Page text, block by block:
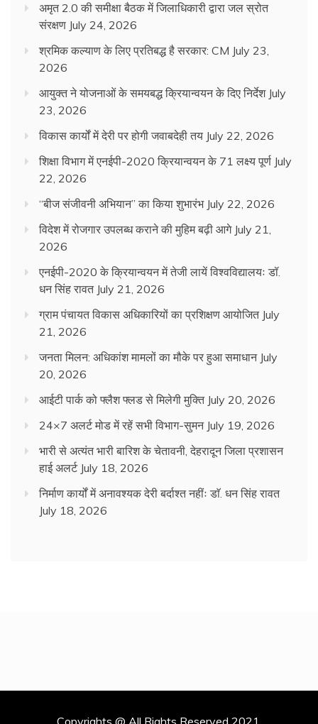
अमृत 2.0 की समीक्षा बैठक में जिलाधिकारी द्वारा जल स्रोत
संरक्षण July 24, 2026
श्रमिक कल्याण के लिए प्रतिबद्ध है सरकार: CM July 23,
2026
आयुक्त ने योजनाओं के समयबद्ध क्रियान्वयन के दिए निर्देश July
23, 2026
विकास कार्यों में देरी पर होगी जवाबदेही तय July 22, 2026
शिक्षा विभाग में एनईपी-2020 क्रियान्वयन के 71 लक्ष्य पूर्ण July
22, 2026
“बीज संजीवनी अभियान” का किया शुभारंभ July 22, 2026
विदेश में रोजगार उपलब्ध कराने की मुहिम बढ़ी आगे July 21,
2026
एनईपी-2020 के क्रियान्वयन में तेजी लायें विश्वविद्यालयः डॉ.
धन सिंह रावत July 21, 2026
ग्राम पंचायत विकास अधिकारियों का प्रशिक्षण आयोजित July
21, 2026
जनता मिलन: अधिकांश मामलों का मौके पर हुआ समाधान July
20, 2026
आईटी पार्क को फ्लैश फ्लड से मिलेगी मुक्ति July 20, 2026
24×7 अलर्ट मोड में रहें सभी विभाग-सुमन July 19, 2026
भारी से अत्यंत भारी बारिश के चेतावनी, देहरादून जिला प्रशासन
हाई अलर्ट July 18, 2026
निर्माण कार्यों में अनावश्यक देरी बर्दाश्त नहींः डाॅ. धन सिंह रावत
July 18, 2026